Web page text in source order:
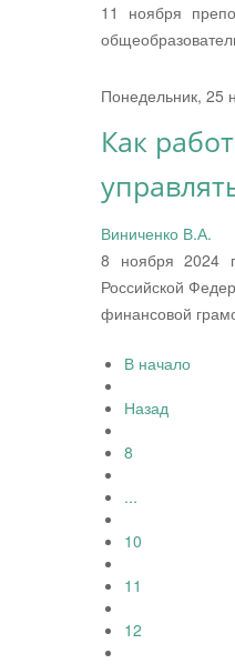
11 ноября
Понедельник, 25
Как
Виниченко В.А.
8 ноября 2024
Российской
финансовой
В начало
Назад
8
...
10
11
12